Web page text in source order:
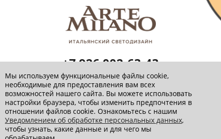
Политика обработки персональных данных
+7 926 002-63-43
Заказать звонок
info@artemilano.ru
Мы используем функциональные файлы cookie,
необходимые для предоставления вам всех
возможностей нашего сайта. Вы можете использовать
настройки браузера, чтобы изменить предпочтения в
отношении файлов cookie. Ознакомьтесь с нашим
Уведомлением об обработке персональных данных,
чтобы узнать, какие данные и для чего мы